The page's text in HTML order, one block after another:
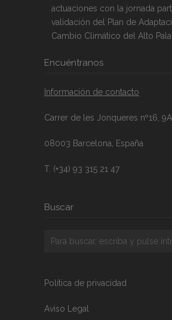
actuaciones con la jornada
validación del Plan de
Cambio Climático del Alto
Encuéntranos
Información de contacto
Carrer de les Jonqueres nº16, 9A
08003 Barcelona, España
T. (+34) 93 315 21 47
Buscar
Política de privacidad
Aviso Legal